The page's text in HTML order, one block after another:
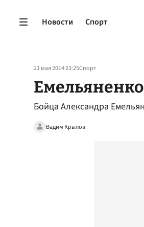
Новости Спорт
21 мая 2014 23:25Спорт
Бойца Александра
Вадим Крылов